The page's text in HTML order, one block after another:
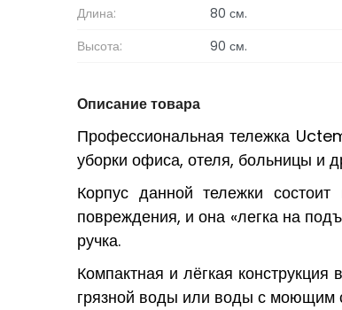
Длина:
80 см.
Высота:
90 см.
Описание товара
Профессиональная тележка
уборки офиса, отеля, больницы и
Корпус данной тележки
повреждения, и она «легка на
ручка.
Компактная и лёгкая
грязной воды или воды с моющим